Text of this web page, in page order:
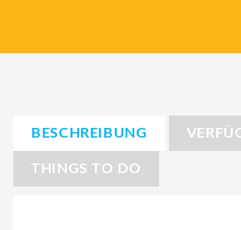
BESCHREIBUNG
THINGS TO DO